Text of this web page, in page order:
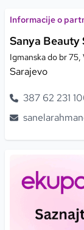
Informacije o
Sanya Beauty
Igmanska do br 75,
Sarajevo
387 62 231